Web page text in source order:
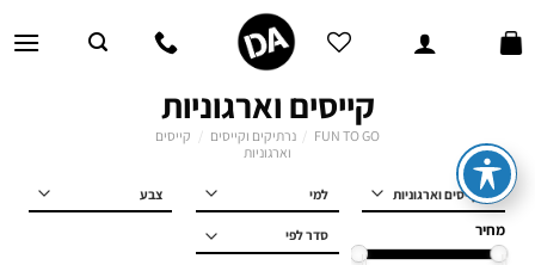
קייסים וארגוניות
FUN TO GO נרתיקים וקייסים
קייסים
וארגוניות
למי
מחיר